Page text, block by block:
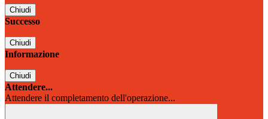
Chiudi
Successo
Chiudi
Informazione
Chiudi
Attendere...
Attendere il completamento dell'operazione...